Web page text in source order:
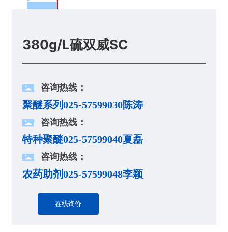
380g/L硫双威SC
咨询热线：
聚醚系列025-57599030陈涛
咨询热线：
特种聚醚025-57599040夏磊
咨询热线：
农药助剂025-57599048李颖
在线询价